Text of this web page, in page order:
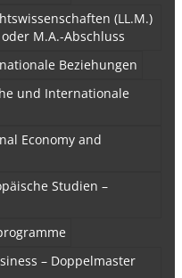
(LL.M.)
M.A.-Abschluss
Beziehungen
und Internationale
Economy and
Studien –
– Doppelmaster